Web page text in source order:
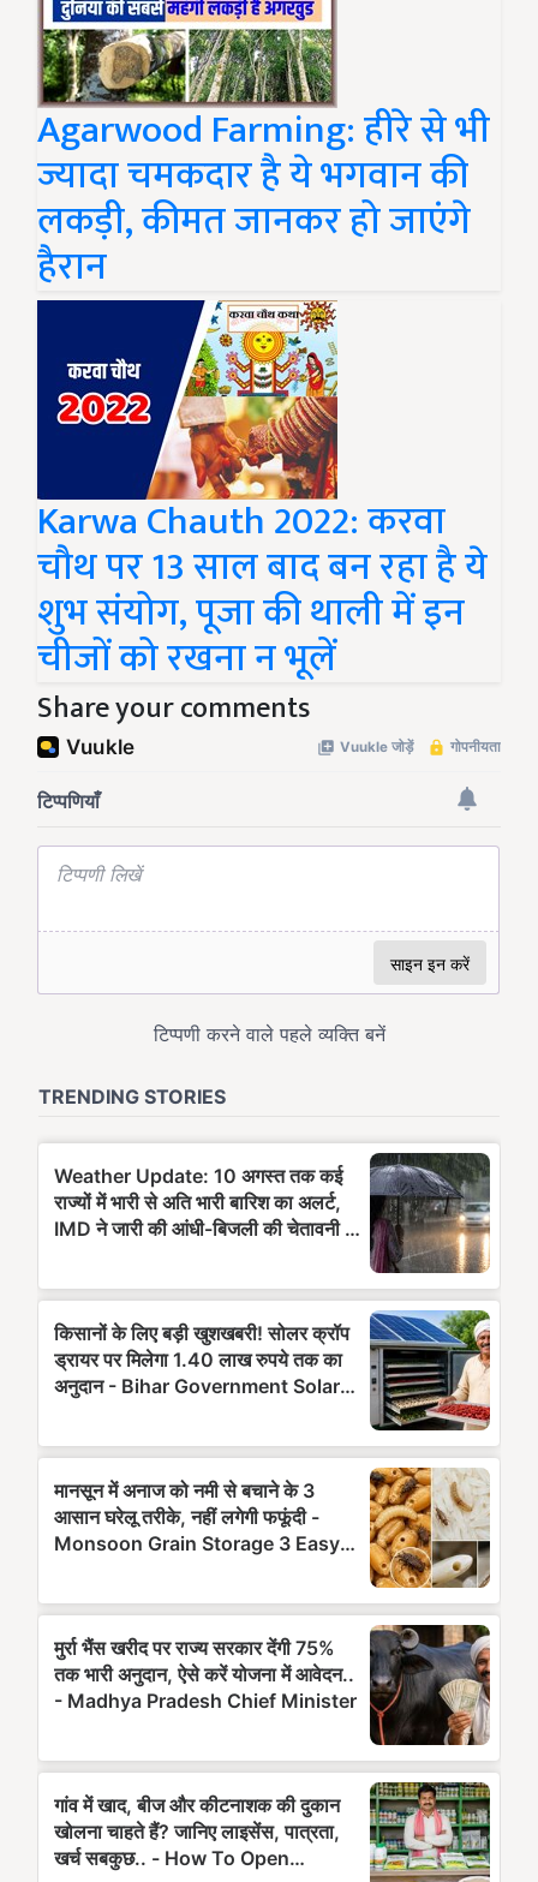
Agarwood Farming: हीरे से भी
ज्यादा चमकदार है ये भगवान की
लकड़ी, कीमत जानकर हो जाएंगे
हैरान
Karwa Chauth 2022: करवा
चौथ पर 13 साल बाद बन रहा है ये
शुभ संयोग, पूजा की थाली में इन
चीजों को रखना न भूलें
Share your comments